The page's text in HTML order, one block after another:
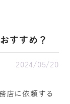
すすめ？
2024/05/20
店に依頼する